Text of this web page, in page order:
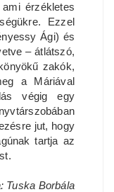
érzékletes
Ezzel
Ági) és
– átlátszó,
zakók,
a Máriával
végig egy
jut, hogy
tartja az
Tuska Borbála